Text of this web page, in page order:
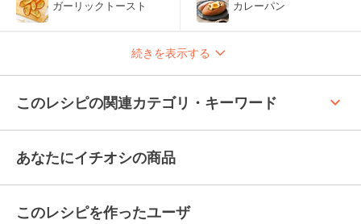
ガーリックトースト カレーパン
続きを表示する
このレシピの関連カテゴリ・キーワード keyboard_arrow_up
あなたにイチオシの商品
このレシピを作ったユーザ